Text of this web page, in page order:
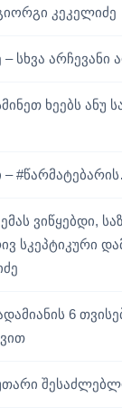
კეკელიძე
– სხვა არჩევანი
ხეებს ანუ
–
ვიწყებდი,
სკეპტიკური
6